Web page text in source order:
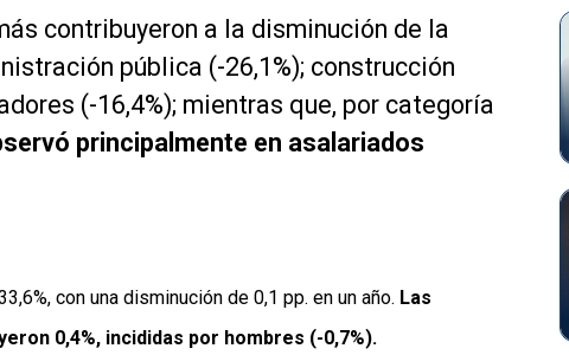
contribuyeron a la disminución de la
pública (-26,1%); construcción
(-16,4%); mientras que, por categoría
principalmente en asalariados
con una disminución de 0,1 pp. en un año. Las
0,4%, incididas por hombres (-0,7%).